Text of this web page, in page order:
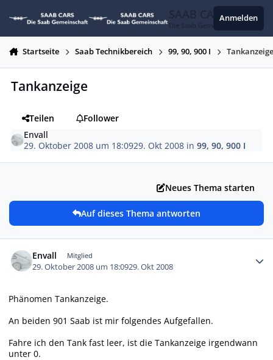
SAAB CARS
Die Saab Gemeinschaft
Anmelden
Startseite Saab Technikbereich 99, 90, 900 I
Tankanzeige
Teilen
Follower
Envall
29. Oktober 2008 um 18:0929. Okt 2008 in99, 90, 900 I
Neues Thema starten
Auf dieses Thema antworten
Envall Mitglied
29. Oktober 2008 um 18:0929. Okt 2008
Phänomen Tankanzeige.
An beiden 901 Saab ist mir folgendes Aufgefallen.
Fahre ich den Tank fast leer, ist die Tankanzeige irgendwann
unter 0.